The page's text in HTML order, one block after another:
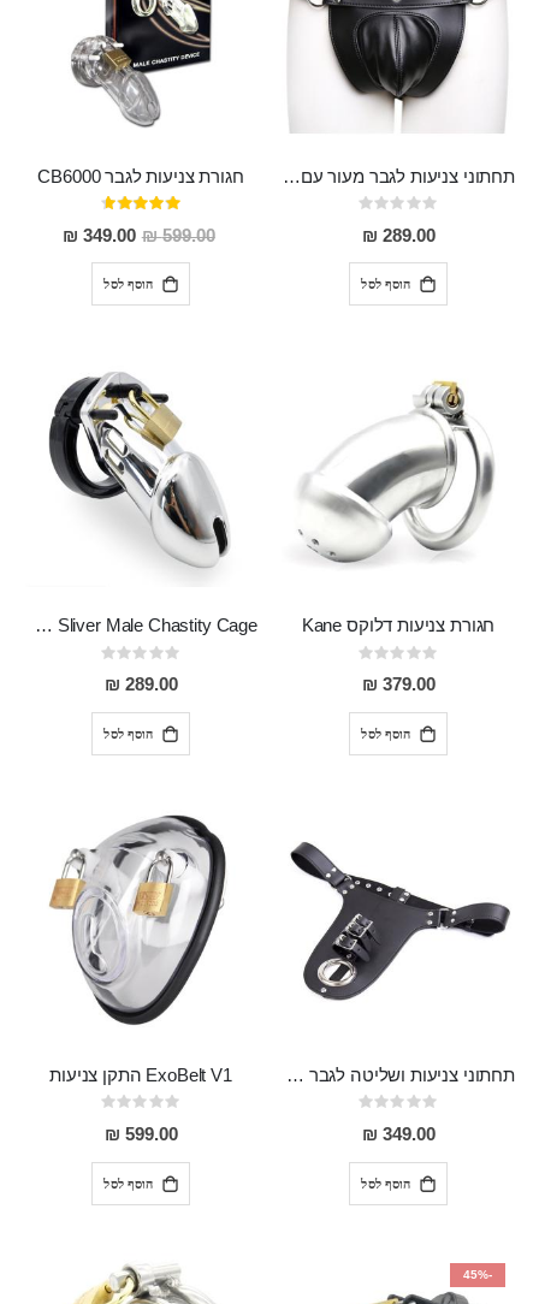
תחתוני צניעות לגבר מעור עם 3 מנעולים Odall
Rating:
0%
289.00 ₪
הוסף לסל
חגורת צניעות לגבר CB6000
דירוג:
93%
599.00 ₪
מחיר
מבצע
349.00 ₪
הוסף לסל
חגורת צניעות דלוקס Kane
Rating:
0%
379.00 ₪
הוסף לסל
Sliver Male Chastity Cage חגורת צניעות לגבר
Rating:
0%
289.00 ₪
הוסף לסל
תחתוני צניעות ושליטה לגבר מקצועיים מותאמים לכל מידה Perseus
Rating:
0%
349.00 ₪
הוסף לסל
ExoBelt V1 התקן צניעות
Rating:
0%
599.00 ₪
הוסף לסל
-45%